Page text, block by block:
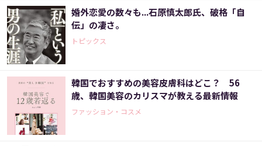
婚外恋愛の数々も...石原慎太郎氏、破格「自
伝」の凄さ。
トピックス
韓国でおすすめの美容皮膚科はどこ？ 56
歳、韓国美容のカリスマが教える最新情報
ファッション・コスメ